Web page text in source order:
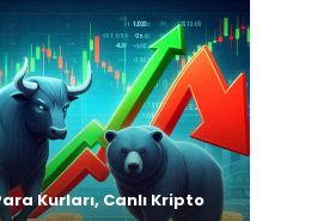
Kurları, Canlı Kripto